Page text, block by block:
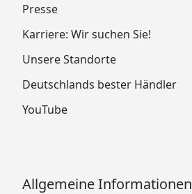
Presse
Karriere: Wir suchen Sie!
Unsere Standorte
Deutschlands bester Händler
YouTube
Allgemeine Informationen